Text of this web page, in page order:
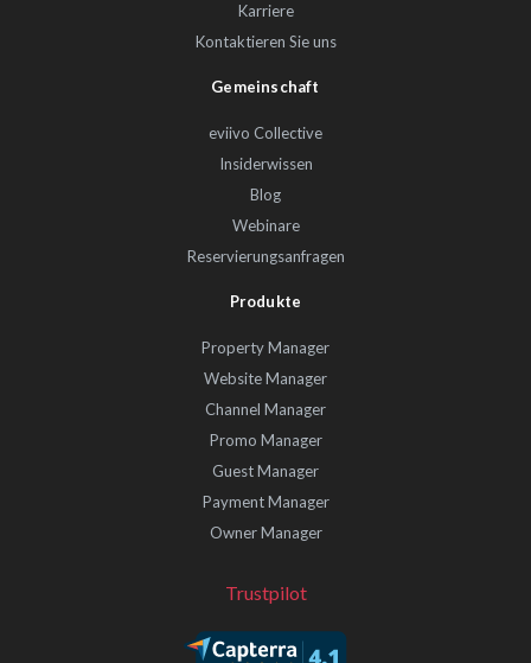
Karriere
Kontaktieren Sie uns
Gemeinschaft
eviivo Collective
Insiderwissen
Blog
Webinare
Reservierungsanfragen
Produkte
Property Manager
Website Manager
Channel Manager
Promo Manager
Guest Manager
Payment Manager
Owner Manager
Trustpilot